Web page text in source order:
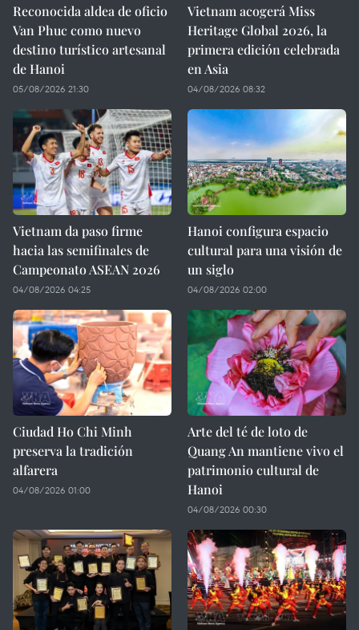
Reconocida aldea de oficio
Van Phuc como nuevo
destino turístico artesanal
de Hanoi
05/08/2026 21:30
Vietnam acogerá Miss
Heritage Global 2026, la
primera edición celebrada
en Asia
04/08/2026 08:32
Vietnam da paso firme
hacia las semifinales de
Campeonato ASEAN 2026
04/08/2026 04:25
Hanoi configura espacio
cultural para una visión de
un siglo
04/08/2026 02:00
Ciudad Ho Chi Minh
preserva la tradición
alfarera
04/08/2026 01:00
Arte del té de loto de
Quang An mantiene vivo el
patrimonio cultural de
Hanoi
04/08/2026 00:30